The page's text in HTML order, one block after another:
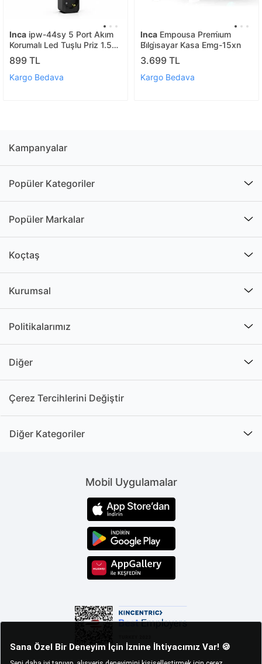
Inca ipw-44sy 5 Port Akım
Korumalı Led Tuşlu Priz 1.5m
- Siyah
899 TL
Kargo Bedava
Inca Empousa Premi̇um
Bi̇lgi̇sayar Kasa Emg-15xn
3.699 TL
Kargo Bedava
Kampanyalar
Popüler Kategoriler
Popüler Markalar
Koçtaş
Kurumsal
Politikalarımız
Diğer
Çerez Tercihlerini Değiştir
Diğer Kategoriler
Mobil Uygulamalar